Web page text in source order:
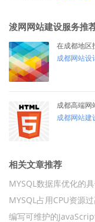
浚网网站建设服务推
在成都地区
成都网站设
成都高端网
成都网站建
相关文章推荐
MYSQL数据库优化的
MYSQL占用CPU资源
编写可维护的